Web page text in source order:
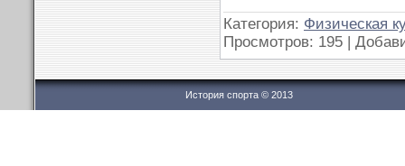
Категория: Физическая
Просмотров: 195 |
История спорта © 2013